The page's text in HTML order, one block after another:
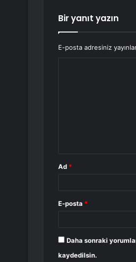
Bir yanıt yazın
E-posta adresiniz
Ad *
E-posta *
Daha sonraki
kaydedilsin.